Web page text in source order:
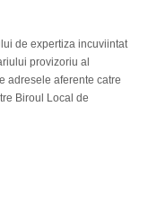
de expertiza incuviintat
provizoriu al
adresele aferente catre
Biroul Local de